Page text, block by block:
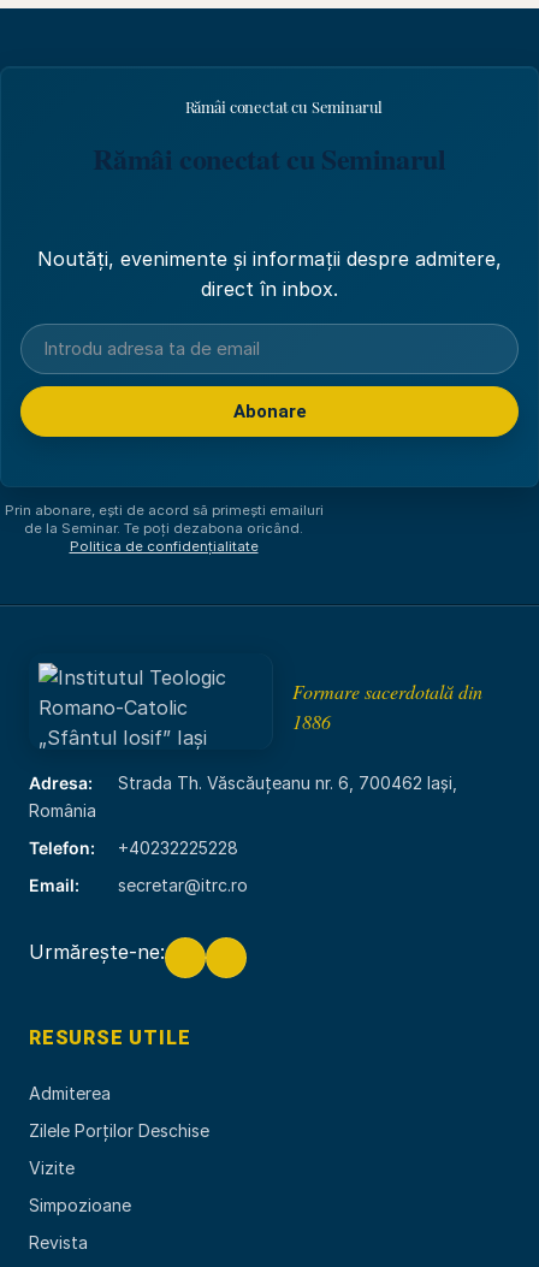
Rămâi conectat cu Seminarul
Rămâi conectat cu Seminarul
Noutăți, evenimente și informații despre admitere,
direct în inbox.
Abonare
Am citit și sunt de acord cu politica de confidențialitate
Prin abonare, ești de acord să primești emailuri
de la Seminar. Te poți dezabona oricând.
Politica de confidențialitate
Formare sacerdotală din
1886
Adresa:
Strada Th. Văscăuțeanu nr. 6, 700462 Iași,
România
Telefon:
+40232225228
Email:
secretar@itrc.ro
Urmărește-ne:
RESURSE UTILE
Admiterea
Zilele Porților Deschise
Vizite
Simpozioane
Revista